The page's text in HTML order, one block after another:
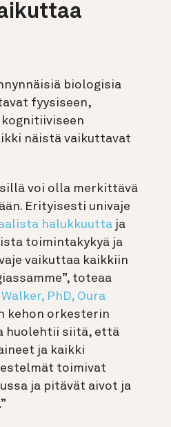
biologisia
fyysiseen,
näistä vaikuttavat
voi olla merkittävä
Erityisesti univaje
halukkuutta ja
toimintakykyä ja
vaikuttaa kaikkiin
toteaa
PhD, Oura
kehon orkesterin
huolehtii siitä, että
ja kaikki
toimivat
ja pitävät aivot ja